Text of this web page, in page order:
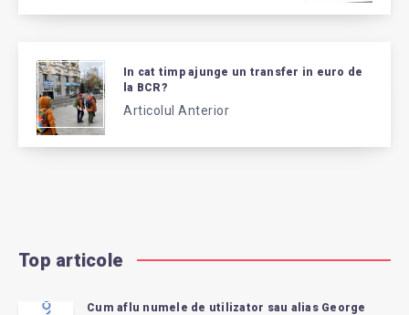
In cat timp ajunge un transfer in euro de
la BCR?
Articolul Anterior
Top articole
Cum aflu numele de utilizator sau alias George